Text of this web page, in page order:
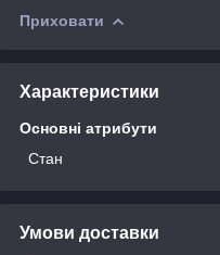
Приховати
Характеристики
Основні атрибути
Стан
Умови доставки